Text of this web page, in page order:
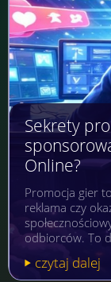
Sekrety
Online?
Promocja gier
reklama czy
odbiorców. To
czytaj dalej